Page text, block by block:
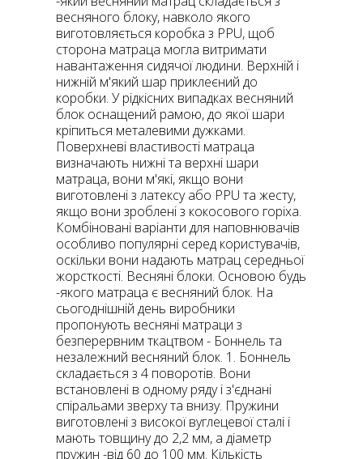
весняного блоку, навколо якого
виготовляється коробка з PPU, щоб
сторона матраца могла витримати
навантаження сидячої людини. Верхній і
нижній м'який шар приклеєний до
коробки. У рідкісних випадках весняний
блок оснащений рамою, до якої шари
кріпиться металевими дужками.
Поверхневі властивості матраца
визначають нижні та верхні шари
матраца, вони м'які, якщо вони
виготовлені з латексу або PPU та жесту,
якщо вони зроблені з кокосового горіха.
Комбіновані варіанти для наповнювачів
особливо популярні серед користувачів,
оскільки вони надають матрац середньої
жорсткості. Весняні блоки. Основою будь
-якого матраца є весняний блок. На
сьогоднішній день виробники
пропонують весняні матраци з
безперервним ткацтвом - Боннель та
незалежний весняний блок. 1. Боннель
складається з 4 поворотів. Вони
встановлені в одному ряду і з'єднані
спіральами зверху та внизу. Пружини
виготовлені з високої вуглецевої сталі і
мають товщину до 2,2 мм, а діаметр
пружин -від 60 до 100 мм. Кількість